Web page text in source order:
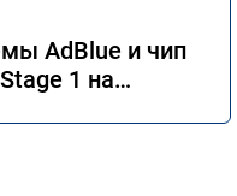
AdBlue и чип
1 на